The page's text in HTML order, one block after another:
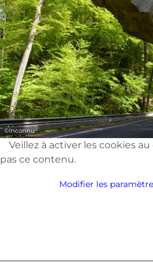
©Inconnu
Veillez à activer les cookies
pas ce contenu.
Modifier les